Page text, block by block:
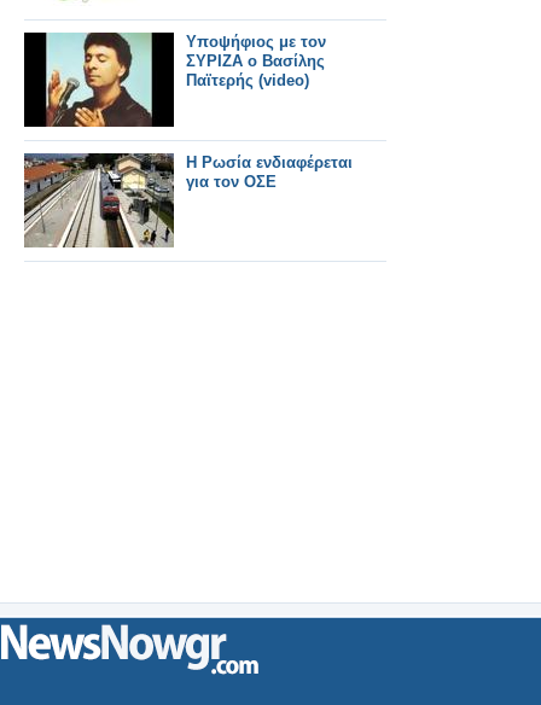
Υποψήφιος με τον
ΣΥΡΙΖΑ ο Βασίλης
Παϊτερής (video)
Η Ρωσία ενδιαφέρεται
για τον ΟΣΕ